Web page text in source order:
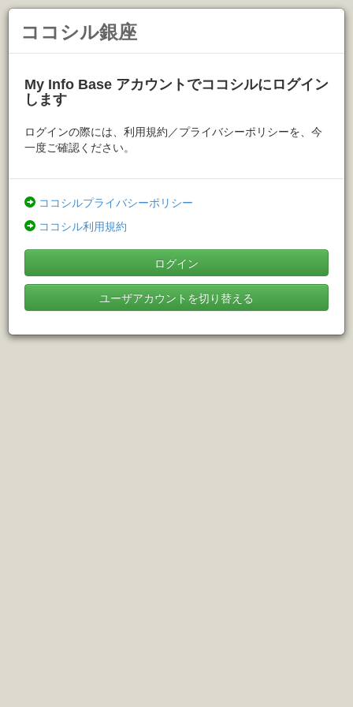
ココシル銀座
My Info Base アカウントでココシルにログイン
します
ログインの際には、利用規約／プライバシーポリシーを、今
一度ご確認ください。
ココシルプライバシーポリシー
ココシル利用規約
ログイン
ユーザアカウントを切り替える